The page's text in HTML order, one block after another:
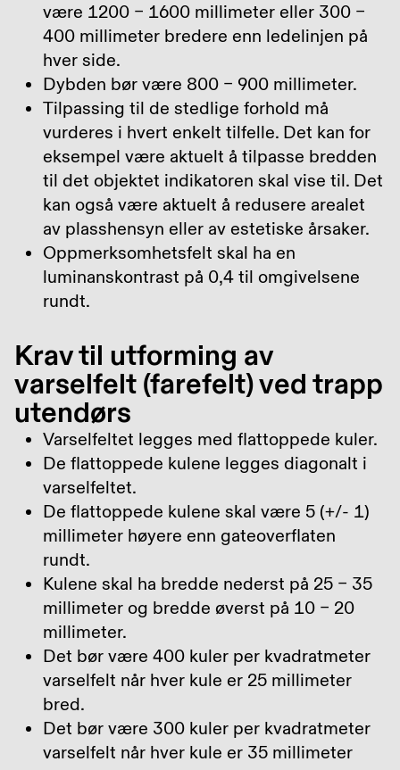
være 1200 – 1600 millimeter eller 300 –
400 millimeter bredere enn ledelinjen på
hver side.
Dybden bør være 800 – 900 millimeter.
Tilpassing til de stedlige forhold må
vurderes i hvert enkelt tilfelle. Det kan for
eksempel være aktuelt å tilpasse bredden
til det objektet indikatoren skal vise til. Det
kan også være aktuelt å redusere arealet
av plasshensyn eller av estetiske årsaker.
Oppmerksomhetsfelt skal ha en
luminanskontrast på 0,4 til omgivelsene
rundt.
Krav til utforming av
varselfelt (farefelt) ved trapp
utendørs
Varselfeltet legges med flattoppede kuler.
De flattoppede kulene legges diagonalt i
varselfeltet.
De flattoppede kulene skal være 5 (+/- 1)
millimeter høyere enn gateoverflaten
rundt.
Kulene skal ha bredde nederst på 25 – 35
millimeter og bredde øverst på 10 – 20
millimeter.
Det bør være 400 kuler per kvadratmeter
varselfelt når hver kule er 25 millimeter
bred.
Det bør være 300 kuler per kvadratmeter
varselfelt når hver kule er 35 millimeter